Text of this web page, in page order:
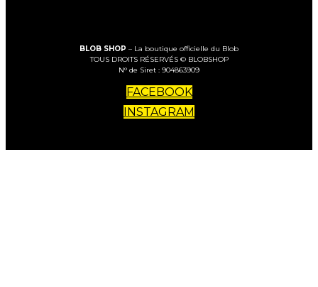
BLOB SHOP – La boutique officielle du Blob
TOUS DROITS RÉSERVÉS © BLOBSHOP
N° de Siret : 904863909
FACEBOOK
INSTAGRAM